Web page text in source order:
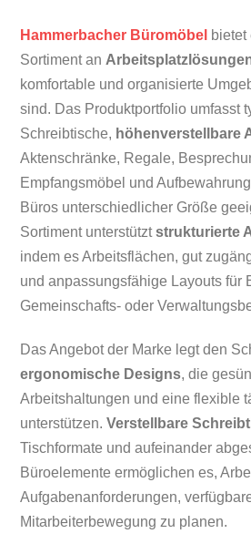
Hammerbacher Büromöbel
Sortiment an
komfortable und organisierte
sind. Das Produktportfolio umfasst
Schreibtische, höhenverstellbare
Aktenschränke, Regale,
Empfangsmöbel und
Büros unterschiedlicher Größe
Sortiment unterstütztstrukturierte
indem es Arbeitsflächen, gut
und anpassungsfähige Layouts für
Gemeinschafts- oder
Das Angebot der Marke legt den
ergonomische Designs, die
Arbeitshaltungen und eine flexible
unterstützen.Verstellbare
Tischformate und aufeinander
Büroelemente ermöglichen es,
Aufgabenanforderungen,
Mitarbeiterbewegung zu planen.